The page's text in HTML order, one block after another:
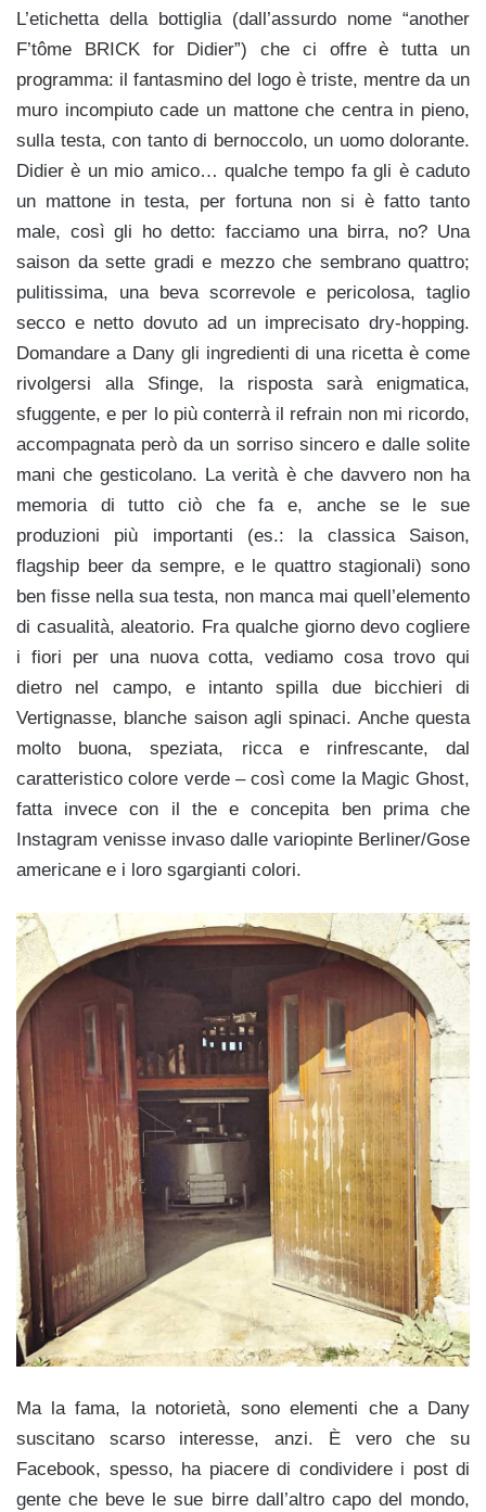
L’etichetta della bottiglia (dall’assurdo nome “another
F’tôme BRICK for Didier”) che ci offre è tutta un
programma: il fantasmino del logo è triste, mentre da un
muro incompiuto cade un mattone che centra in pieno,
sulla testa, con tanto di bernoccolo, un uomo dolorante.
Didier è un mio amico… qualche tempo fa gli è caduto
un mattone in testa, per fortuna non si è fatto tanto
male, così gli ho detto: facciamo una birra, no? Una
saison da sette gradi e mezzo che sembrano quattro;
pulitissima, una beva scorrevole e pericolosa, taglio
secco e netto dovuto ad un imprecisato dry-hopping.
Domandare a Dany gli ingredienti di una ricetta è come
rivolgersi alla Sfinge, la risposta sarà enigmatica,
sfuggente, e per lo più conterrà il refrain non mi ricordo,
accompagnata però da un sorriso sincero e dalle solite
mani che gesticolano. La verità è che davvero non ha
memoria di tutto ciò che fa e, anche se le sue
produzioni più importanti (es.: la classica Saison,
flagship beer da sempre, e le quattro stagionali) sono
ben fisse nella sua testa, non manca mai quell’elemento
di casualità, aleatorio. Fra qualche giorno devo cogliere
i fiori per una nuova cotta, vediamo cosa trovo qui
dietro nel campo, e intanto spilla due bicchieri di
Vertignasse, blanche saison agli spinaci. Anche questa
molto buona, speziata, ricca e rinfrescante, dal
caratteristico colore verde – così come la Magic Ghost,
fatta invece con il the e concepita ben prima che
Instagram venisse invaso dalle variopinte Berliner/Gose
americane e i loro sgargianti colori.
Ma la fama, la notorietà, sono elementi che a Dany
suscitano scarso interesse, anzi. È vero che su
Facebook, spesso, ha piacere di condividere i post di
gente che beve le sue birre dall’altro capo del mondo,